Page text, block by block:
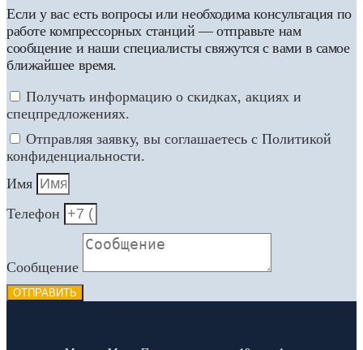
Если у вас есть вопросы или необходима консультация по
работе компрессорных станций — отправьте нам
сообщение и наши специалисты свяжутся с вами в самое
ближайшее время.
Получать информацию о скидках, акциях и
спецпредложениях.
Отправляя заявку, вы соглашаетесь с Политикой
конфиденциальности.
Имя
Телефон
Сообщение
ОТПРАВИТЬ